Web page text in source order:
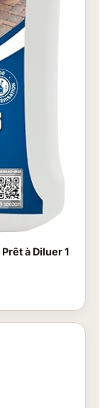
à Diluer 1